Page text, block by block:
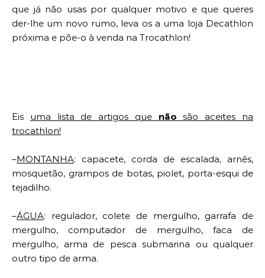
que já não usas por qualquer motivo e que queres
der-lhe um novo rumo, leva os a uma loja Decathlon
próxima e põe-o à venda na Trocathlon!
Eis uma lista de artigos que não são aceites na
trocathlon!
–MONTANHA: capacete, corda de escalada, arnês,
mosquetão, grampos de botas, piolet, porta-esqui de
tejadilho.
–ÁGUA: regulador, colete de mergulho, garrafa de
mergulho, computador de mergulho, faca de
mergulho, arma de pesca submarina ou qualquer
outro tipo de arma.